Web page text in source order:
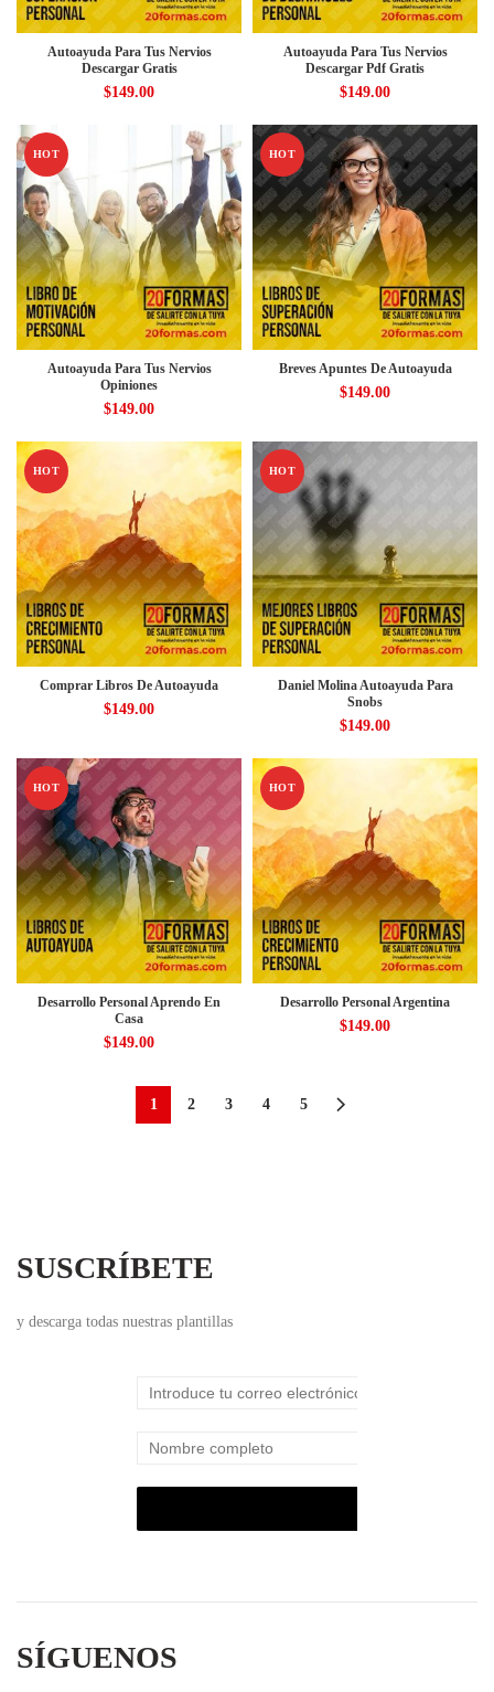
Autoayuda Para Tus Nervios
Descargar Gratis
$149.00
Autoayuda Para Tus Nervios
Descargar Pdf Gratis
$149.00
HOT
Autoayuda Para Tus Nervios
Opiniones
$149.00
HOT
Breves Apuntes De Autoayuda
$149.00
HOT
Comprar Libros De Autoayuda
$149.00
HOT
Daniel Molina Autoayuda Para
Snobs
$149.00
HOT
Desarrollo Personal Aprendo En
Casa
$149.00
HOT
Desarrollo Personal Argentina
$149.00
1 2 3 4 5
SUSCRÍBETE
y descarga todas nuestras plantillas
SÍGUENOS